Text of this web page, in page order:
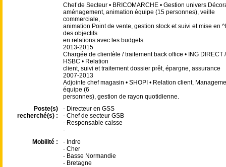
Chef de Secteur • BRICOMARCHE • Gestion univers
aménagement, animation équipe (15 personnes), veille
commerciale,
animation Point de vente, gestion stock et suivi et mise en
des objectifs
en relations avec les budgets.
2013-2015
Chargée de clientèle / traitement back office • ING DIRECT /
HSBC • Relation
client, suivi et traitement dossier prêt, épargne, assurance
2007-2013
Adjointe chef magasin • SHOPI • Relation client,
équipe (6
personnes), gestion de rayon quotidienne.
Poste(s)
recherché(s) :
- Directeur en GSS
- Chef de secteur GSB
- Responsable caisse
-
Mobilité :
- Indre
- Cher
- Basse Normandie
- Bretagne